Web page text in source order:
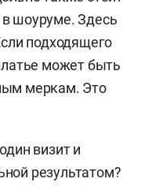
шоуруме. Здесь
подходящего
может быть
меркам. Это
визит и
результатом?